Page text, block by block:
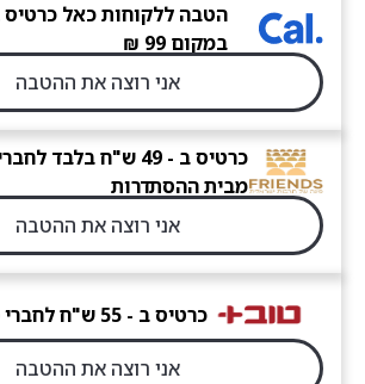
במקום 99 ₪
אני רוצה את ההטבה
מבית ההסתדרות
אני רוצה את ההטבה
כרטיס ב - 55 ש"ח לחברי מועדון טוב+
אני רוצה את ההטבה